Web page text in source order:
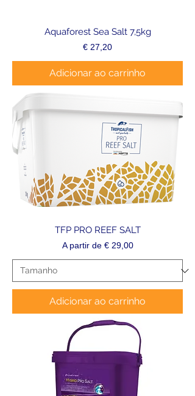
Aquaforest Sea Salt 7,5kg
Preço
€ 27,20
Adicionar ao carrinho
TFP PRO REEF SALT
A partir de € 29,00
Preço promocional
Adicionar ao carrinho